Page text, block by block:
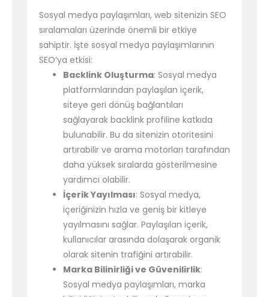
Sosyal medya paylaşımları, web sitenizin SEO
sıralamaları üzerinde önemli bir etkiye
sahiptir. İşte sosyal medya paylaşımlarının
SEO’ya etkisi:
Backlink Oluşturma: Sosyal medya
platformlarından paylaşılan içerik,
siteye geri dönüş bağlantıları
sağlayarak backlink profiline katkıda
bulunabilir. Bu da sitenizin otoritesini
artırabilir ve arama motorları tarafından
daha yüksek sıralarda gösterilmesine
yardımcı olabilir.
İçerik Yayılması: Sosyal medya,
içeriğinizin hızla ve geniş bir kitleye
yayılmasını sağlar. Paylaşılan içerik,
kullanıcılar arasında dolaşarak organik
olarak sitenin trafiğini artırabilir.
Marka Bilinirliği ve Güvenilirlik:
Sosyal medya paylaşımları, marka